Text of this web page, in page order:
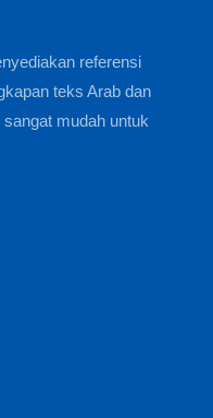
referensi
teks Arab dan
mudah untuk